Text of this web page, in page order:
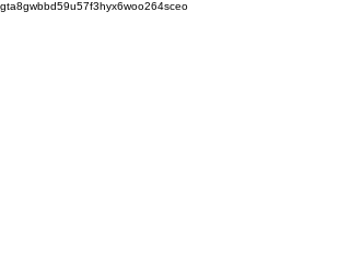
gta8gwbbd59u57f3hyx6woo264sceo